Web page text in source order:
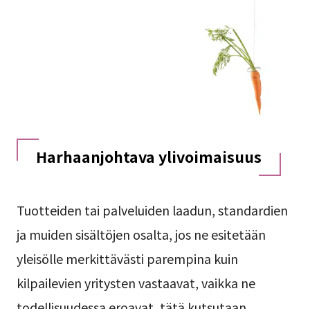
Harhaanjohtava ylivoimaisuus
Tuotteiden tai palveluiden laadun, standardien
ja muiden sisältöjen osalta, jos ne esitetään
yleisölle merkittävästi parempina kuin
kilpailevien yritysten vastaavat, vaikka ne